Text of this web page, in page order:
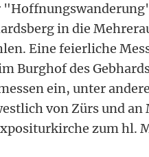
in die
Eine feierliche
Burghof des
ein, unter
von Zürs und
zum hl.